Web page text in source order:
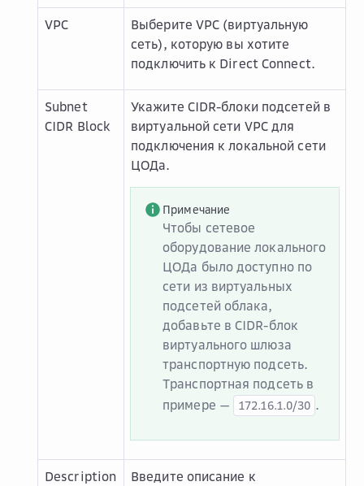
VPC
Выберите VPC (виртуальную
сеть), которую вы хотите
подключить к Direct Connect.
Subnet
CIDR Block
Укажите CIDR-блоки подсетей в
виртуальной сети VPC для
подключения к локальной сети
ЦОДа.
Примечание
Чтобы сетевое
оборудование локального
ЦОДа было доступно по
сети из виртуальных
подсетей облака,
добавьте в CIDR-блок
виртуального шлюза
транспортную подсеть.
Транспортная подсеть в
примере —
172.16.1.0/30 .
Description
Введите описание к